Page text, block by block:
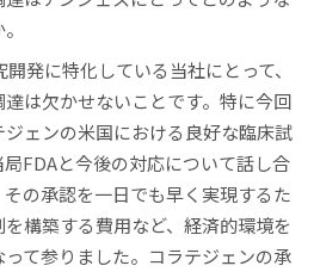
発に特化している当社にとって、
は欠かせないことです。特に今回
ェンの米国における良好な臨床試
FDAと今後の対応について話し合
の承認を一日でも早く実現するた
構築する費用など、経済的環境を
て参りました。コラテジェンの承